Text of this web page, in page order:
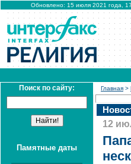
Обновлено: 15 июля 2021 года,
Поиск по сайту:
Памятные даты
Главная >
12